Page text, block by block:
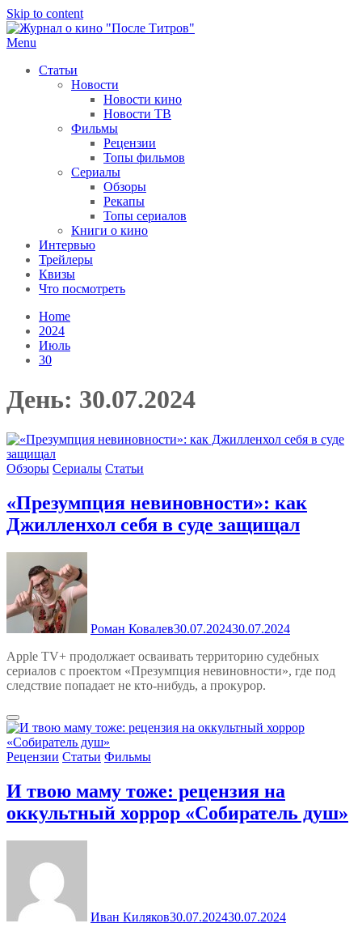
Skip to content
Menu
Статьи
Новости
Новости кино
Новости ТВ
Фильмы
Рецензии
Топы фильмов
Сериалы
Обзоры
Рекапы
Топы сериалов
Книги о кино
Интервью
Трейлеры
Квизы
Что посмотреть
Home
2024
Июль
30
День: 30.07.2024
Обзоры Сериалы Статьи
«Презумпция невиновности»: как
Джилленхол себя в суде защищал
Роман Ковалев30.07.202430.07.2024
Apple TV+ продолжает осваивать территорию судебных
сериалов с проектом «Презумпция невиновности», где под
следствие попадает не кто-нибудь, а прокурор.
Рецензии Статьи Фильмы
И твою маму тоже: рецензия на
оккультный хоррор «Собиратель душ»
Иван Киляков30.07.202430.07.2024